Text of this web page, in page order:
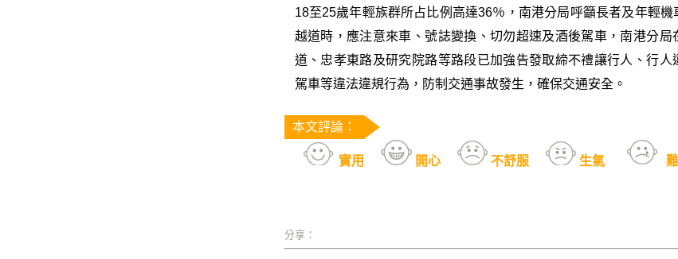
18至25歲年輕族群所占比例高達36％，南港分局呼籲長者及年輕機
越道時，應注意來車、號誌變換、切勿超速及酒後駕車，南港分局
道、忠孝東路及研究院路等路段已加強告發取締不禮讓行人、行人
駕車等違法違規行為，防制交通事故發生，確保交通安全。
本文評論：
實用 開心 不舒服 生氣
分享：